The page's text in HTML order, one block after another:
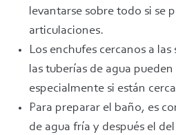
levantarse sobre todo si se
articulaciones.
Los enchufes cercanos a
las tuberías de agua
especialmente si están
Para pre­parar el baño, es
de agua fría y después el